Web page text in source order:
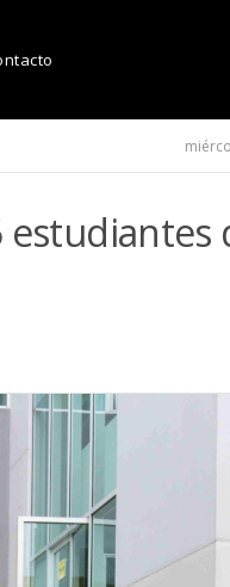
estudiantes